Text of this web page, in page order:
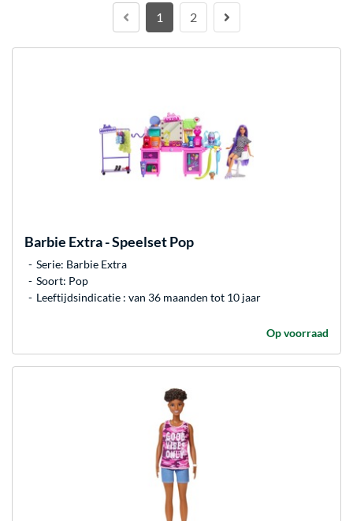
1 2
Barbie Extra - Speelset Pop
Serie: Barbie Extra
Soort: Pop
Leeftijdsindicatie : van 36 maanden tot 10 jaar
Op voorraad